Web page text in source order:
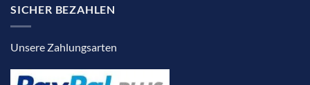
SICHER BEZAHLEN
Unsere Zahlungsarten